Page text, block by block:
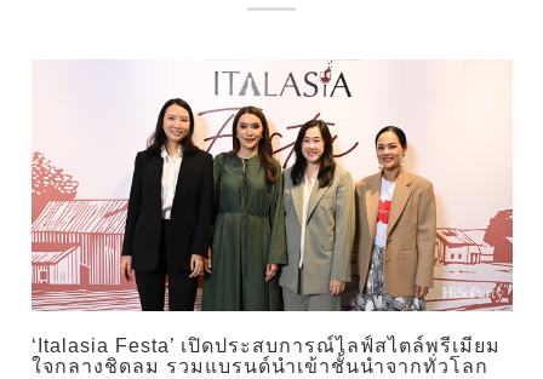
‘Italasia Festa’ เปิดประสบการณ์ไลฟ์สไตล์พรีเมียม
ใจกลางชิดลม รวมแบรนด์นำเข้าชั้นนำจากทั่วโลก